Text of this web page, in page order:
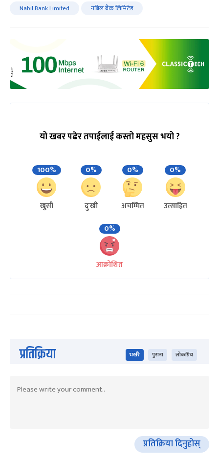
Nabil Bank Limited नबिल बैंक लिमिटेड
यो खबर पढेर तपाईलाई कस्तो महसुस भयो ?
100%
खुसी
0%
दुःखी
0%
अचम्मित
0%
उत्साहित
0%
आक्रोशित
प्रतिक्रिया भर्खरै पुराना लोकप्रिय
प्रतिक्रिया दिनुहोस्